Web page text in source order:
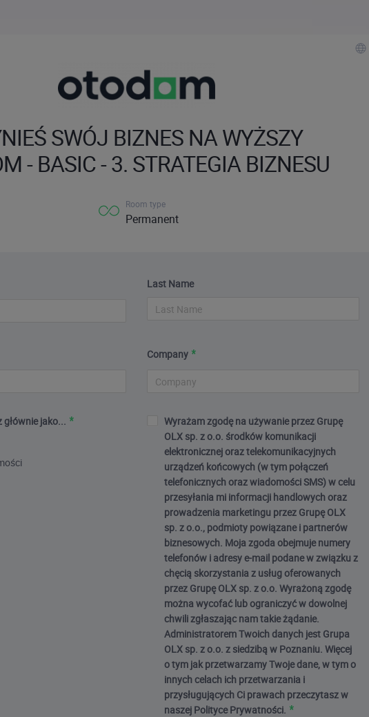
SWÓJ BIZNES NA WYŻSZY
- BASIC - 3. STRATEGIA BIZNESU
Room type
Permanent
Last Name
Company
głównie jako...
Wyrażam zgodę na używanie przez Grupę
OLX sp. z o.o. środków komunikacji
elektronicznej oraz telekomunikacyjnych
urządzeń końcowych (w tym połączeń
telefonicznych oraz wiadomości SMS) w celu
przesyłania mi informacji handlowych oraz
prowadzenia marketingu przez Grupę OLX
sp. z o.o., podmioty powiązane i partnerów
biznesowych. Moja zgoda obejmuje numery
telefonów i adresy e-mail podane w związku z
chęcią skorzystania z usług oferowanych
przez Grupę OLX sp. z o.o. Wyrażoną zgodę
można wycofać lub ograniczyć w dowolnej
chwili zgłaszając nam takie żądanie.
Administratorem Twoich danych jest Grupa
OLX sp. z o.o. z siedzibą w Poznaniu. Więcej
o tym jak przetwarzamy Twoje dane, w tym o
innych celach ich przetwarzania i
przysługujących Ci prawach przeczytasz w
naszej Polityce Prywatności.